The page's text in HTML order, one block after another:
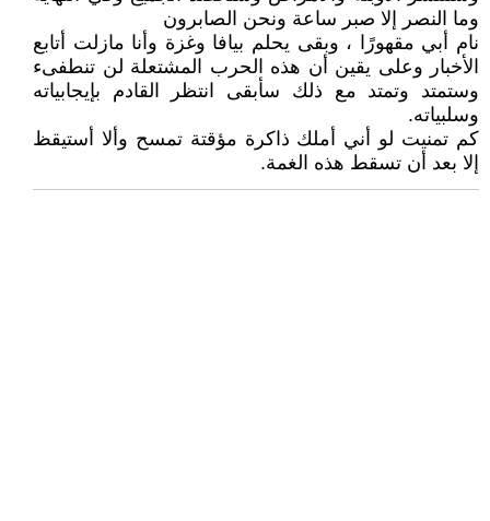
وما النصر إلا صبر ساعة ونحن الصابرون
نام أبي مقهورًا ، وبقى يحلم بيافا وغزة وأنا مازلت أتابع
الأخبار وعلى يقين أن هذه الحرب المشتعلة لن تنطفىء
وستمتد وتمتد مع ذلك سأبقى انتظر القادم بإيجابياته
وسلبياته.
كم تمنيت لو أني أملك ذاكرة مؤقتة تمسح وألا أستيقظ
إلا بعد أن تسقط هذه الغمة.